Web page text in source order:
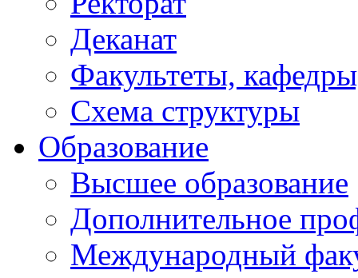
Деканат
Факультеты,
Схема структуры
Образование
Высшее образование
Дополнительное
Международный